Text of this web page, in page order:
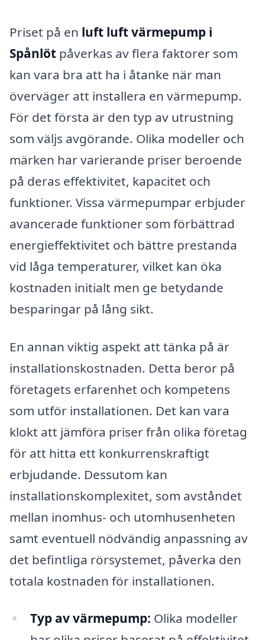
Priset på en luft luft värmepump i
Spånlöt påverkas av flera faktorer som
kan vara bra att ha i åtanke när man
överväger att installera en värmepump.
För det första är den typ av utrustning
som väljs avgörande. Olika modeller och
märken har varierande priser beroende
på deras effektivitet, kapacitet och
funktioner. Vissa värmepumpar erbjuder
avancerade funktioner som förbättrad
energieffektivitet och bättre prestanda
vid låga temperaturer, vilket kan öka
kostnaden initialt men ge betydande
besparingar på lång sikt.
En annan viktig aspekt att tänka på är
installationskostnaden. Detta beror på
företagets erfarenhet och kompetens
som utför installationen. Det kan vara
klokt att jämföra priser från olika företag
för att hitta ett konkurrenskraftigt
erbjudande. Dessutom kan
installationskomplexitet, som avståndet
mellan inomhus- och utomhusenheten
samt eventuell nödvändig anpassning av
det befintliga rörsystemet, påverka den
totala kostnaden för installationen.
Typ av värmepump: Olika modeller